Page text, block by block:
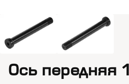
Ось передняя